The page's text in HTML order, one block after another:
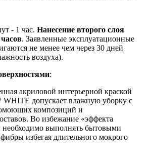
- 1 час. Нанесение второго слоя
. Заявленные эксплуатационные
не менее чем через 30 дней
воздуха).
:
акриловой интерьерной краской
допускает влажную уборку с
композиций и
Во избежание «эффекта
необходимо выполнять бытовыми
избегая длительного мокрого